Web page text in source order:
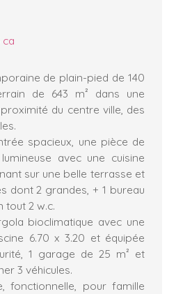
ca
de plain-pied de 140
de 643 m² dans une
du centre ville, des
spacieux, une pièce de
avec une cuisine
sur une belle terrasse et
dont 2 grandes, + 1 bureau
tout 2 w.c.
bioclimatique avec une
6.70 x 3.20 et équipée
1 garage de 25 m² et
3 véhicules.
fonctionnelle, pour famille